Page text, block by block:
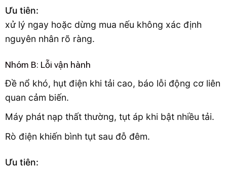
Ưu tiên:
xử lý ngay hoặc dừng mua nếu không xác định
nguyên nhân rõ ràng.
Nhóm B: Lỗi vận hành
Đề nổ khó, hụt điện khi tải cao, báo lỗi động cơ liên
quan cảm biến.
Máy phát nạp thất thường, tụt áp khi bật nhiều tải.
Rò điện khiến bình tụt sau đỗ đêm.
Ưu tiên: